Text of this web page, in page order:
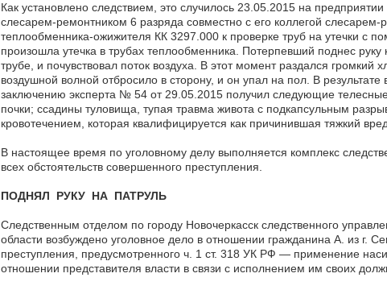
Как установлено следствием, это случилось 23.05.2015 на
слесарем-ремонтником 6 разряда совместно с его коллегой слесарем-
теплообменника-ожижителя КК 3297.000 к проверке труб на утечки с
произошла утечка в трубах теплообменника. Потерпевший поднес
трубе, и почувствовал поток воздуха. В этот момент раздался громкий
воздушной волной отбросило в сторону, и он упал на пол. В
заключению эксперта № 54 от 29.05.2015 получил следующие
почки; ссадины туловища, тупая травма живота с подкапсульным
кровотечением, которая квалифицируется как причинившая тяжкий
В настоящее время по уголовному делу выполняется комплекс
всех обстоятельств совершенного преступления.
ПОДНЯЛ РУКУ НА ПАТРУЛЬ
Следственным отделом по городу Новочеркасск следственного
области возбуждено уголовное дело в отношении гражданина А. из г.
преступления, предусмотренного ч. 1 ст. 318 УК РФ — применение
отношении представителя власти в связи с исполнением им своих